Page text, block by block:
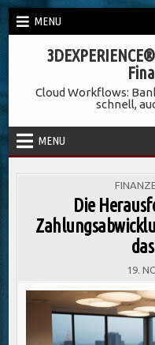
Skip
to
MENU
Cloud Workflows:
schnell,
MENU
POSTED
Die
19.